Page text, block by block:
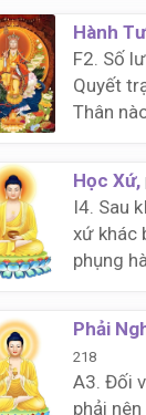
Hành
F2. Số
Quyết
Thân
Học Xứ,
I4. Sau
xứ khác
phụng
Phải
218
A3. Đối
phải